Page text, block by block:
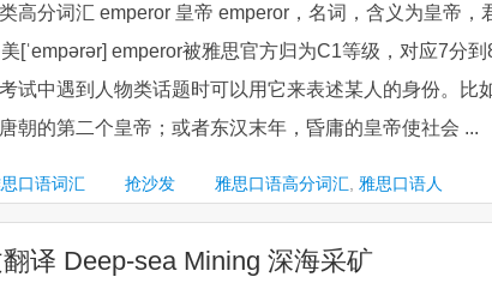
高分词汇 emperor 皇帝 emperor，名词，含义为皇帝，
[ˈempərər] emperor被雅思官方归为C1等级，对应7分
试中遇到人物类话题时可以用它来表述某人的身份。比
朝的第二个皇帝；或者东汉末年，昏庸的皇帝使社会 ...
口语词汇 抢沙发 雅思口语高分词汇
雅思口语人
译 Deep-sea Mining 深海采矿